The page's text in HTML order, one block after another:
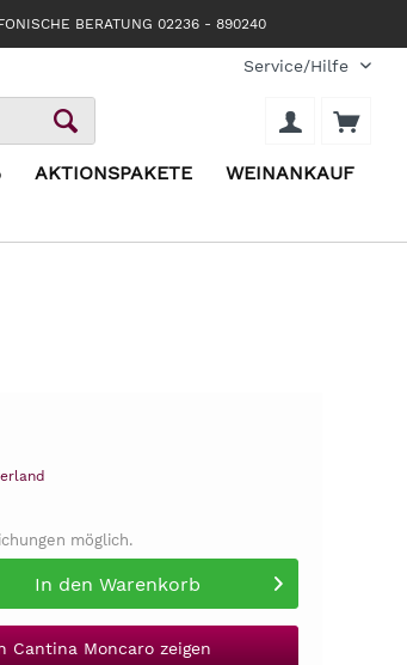
BERATUNG 02236 - 890240
Service/Hilfe
AKTIONSPAKETE WEINANKAUF
möglich.
In den Warenkorb
Cantina Moncaro zeigen